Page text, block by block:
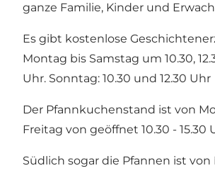
ganze Familie, Kinder und
Es gibt kostenlose
Montag bis Samstag um 10.30,
Uhr. Sonntag: 10.30 und 12.30 Uhr
Der Pfannkuchenstand ist von
Freitag von geöffnet 10.30 - 15.30
Südlich sogar die Pfannen ist